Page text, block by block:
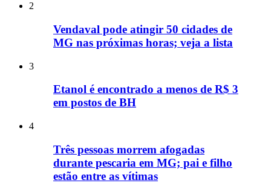
2
Vendaval pode atingir 50 cidades de
MG nas próximas horas; veja a lista
3
Etanol é encontrado a menos de R$ 3
em postos de BH
4
Três pessoas morrem afogadas
durante pescaria em MG; pai e filho
estão entre as vítimas